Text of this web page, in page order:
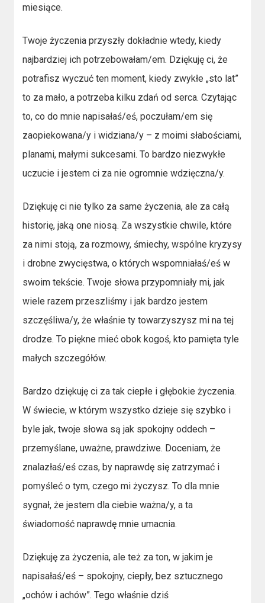
miesiące.
Twoje życzenia przyszły dokładnie wtedy, kiedy
najbardziej ich potrzebowałam/em. Dziękuję ci, że
potrafisz wyczuć ten moment, kiedy zwykłe „sto lat”
to za mało, a potrzeba kilku zdań od serca. Czytając
to, co do mnie napisałaś/eś, poczułam/em się
zaopiekowana/y i widziana/y – z moimi słabościami,
planami, małymi sukcesami. To bardzo niezwykłe
uczucie i jestem ci za nie ogromnie wdzięczna/y.
Dziękuję ci nie tylko za same życzenia, ale za całą
historię, jaką one niosą. Za wszystkie chwile, które
za nimi stoją, za rozmowy, śmiechy, wspólne kryzysy
i drobne zwycięstwa, o których wspomniałaś/eś w
swoim tekście. Twoje słowa przypomniały mi, jak
wiele razem przeszliśmy i jak bardzo jestem
szczęśliwa/y, że właśnie ty towarzyszysz mi na tej
drodze. To piękne mieć obok kogoś, kto pamięta tyle
małych szczegółów.
Bardzo dziękuję ci za tak ciepłe i głębokie życzenia.
W świecie, w którym wszystko dzieje się szybko i
byle jak, twoje słowa są jak spokojny oddech –
przemyślane, uważne, prawdziwe. Doceniam, że
znalazłaś/eś czas, by naprawdę się zatrzymać i
pomyśleć o tym, czego mi życzysz. To dla mnie
sygnał, że jestem dla ciebie ważna/y, a ta
świadomość naprawdę mnie umacnia.
Dziękuję za życzenia, ale też za ton, w jakim je
napisałaś/eś – spokojny, ciepły, bez sztucznego
„ochów i achów”. Tego właśnie dziś